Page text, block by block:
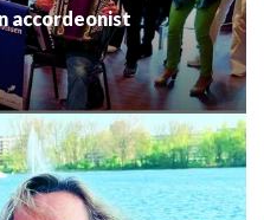
accordeonist